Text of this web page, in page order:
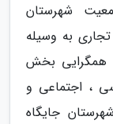
شهرستان
به وسیله
همگرایی بخش
، اجتماعی و
جایگاه